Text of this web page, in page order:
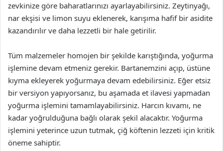
zevkinize göre baharatlarınızı ayarlayabilirsiniz. Zeytinyağı,
nar ekşisi ve limon suyu eklenerek, karışıma hafif bir asidite
kazandırılır ve daha lezzetli bir hale getirilir.
Tüm malzemeler homojen bir şekilde karıştığında, yoğurma
işlemine devam etmeniz gerekir. Bartanemzini açıp, üstüne
kıyma ekleyerek yoğurmaya devam edebilirsiniz. Eğer etsiz
bir versiyon yapıyorsanız, bu aşamada et ilavesi yapmadan
yoğurma işlemini tamamlayabilirsiniz. Harcın kıvamı, ne
kadar yoğrulduğuna bağlı olarak şekil alacaktır. Yoğurma
işlemini yeterince uzun tutmak, çiğ köftenin lezzeti için kritik
öneme sahiptir.